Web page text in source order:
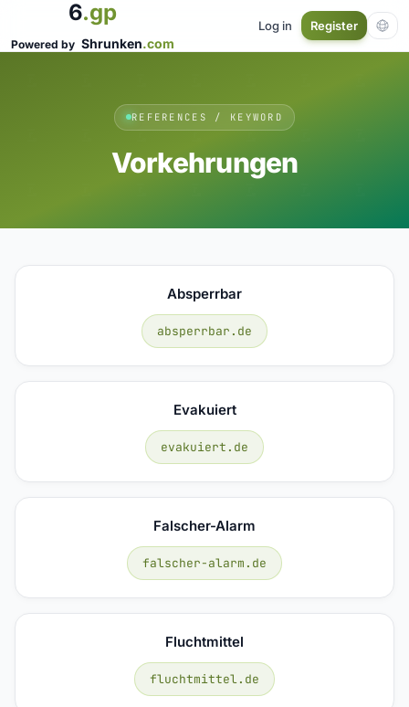
6.gp
Powered by Shrunken.com
Log in Register
REFERENCES / KEYWORD
Vorkehrungen
Absperrbar
absperrbar.de
Evakuiert
evakuiert.de
Falscher-Alarm
falscher-alarm.de
Fluchtmittel
fluchtmittel.de